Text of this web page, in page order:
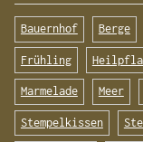
Bauernhof Berge
Frühling
Marmelade Meer
Stempelkissen